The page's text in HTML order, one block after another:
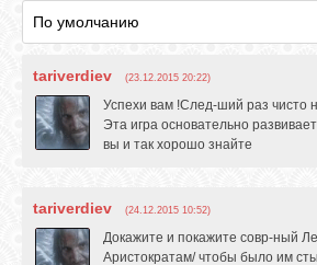
tariverdiev (23.12.2015 20:22)
Успехи вам !След-ший раз чисто
Эта игра основательно
вы и так хорошо знайте
tariverdiev (24.12.2015 10:52)
Докажите и покажите совр-ный
Аристократам/ чтобы было им